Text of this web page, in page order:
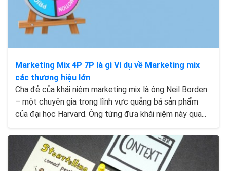
Marketing Mix 4P 7P là gì Ví dụ về Marketing mix
các thương hiệu lớn
Cha đẻ của khái niệm marketing mix là ông Neil Borden
– một chuyên gia trong lĩnh vực quảng bá sản phẩm
của đại học Harvard. Ông từng đưa khái niệm này qua...